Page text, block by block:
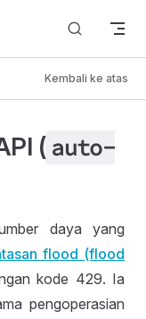
Kembali ke atas
( auto-
daya yang
flood (flood
kode 429. Ia
pengoperasian